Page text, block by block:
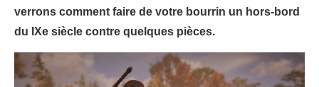
verrons comment faire de votre bourrin un hors-bord
du IXe siècle contre quelques pièces.